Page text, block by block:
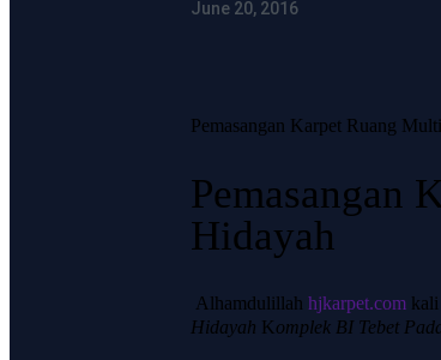
June 20, 2016
Pemasangan Karpet Ruang
Pemasangan
Hidayah
Alhamdulillah hjkarpet.com
Hidayah Komplek BI Tebet